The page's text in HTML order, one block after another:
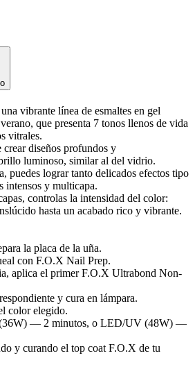
vibrante línea de esmaltes en gel
que presenta 7 tonos llenos de vida
vitrales.
diseños profundos y
luminoso, similar al del vidrio.
puedes lograr tanto delicados efectos tipo
intensos y multicapa.
controlas la intensidad del color:
hasta un acabado rico y vibrante.
la placa de la uña.
con F.O.X Nail Prep.
aplica el primer F.O.X Ultrabond Non-
y cura en lámpara.
color elegido.
(36W) — 2 minutos, o LED/UV (48W) —
y curando el top coat F.O.X de tu